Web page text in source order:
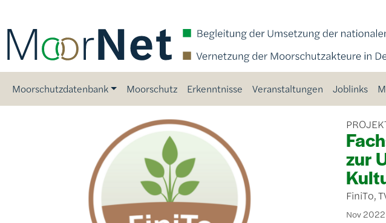
Main navigation
Moorschutzdatenbank Moorschutz Erkenntnisse Veranstaltungen Joblinks
zur
FiniTo,
Nov